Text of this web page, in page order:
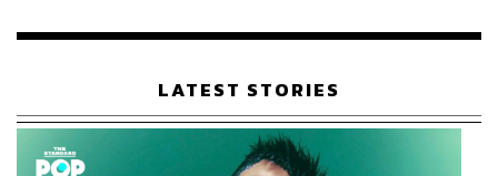
เรือนไทยที่ถูกซุกไว้
LATEST STORIES